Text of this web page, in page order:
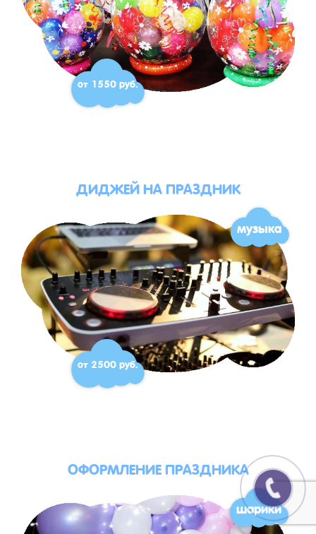
от 1550 руб.
ДИДЖЕЙ НА ПРАЗДНИК
музыка
от 2500 руб.
ОФОРМЛЕНИЕ ПРАЗДНИКА
шарики